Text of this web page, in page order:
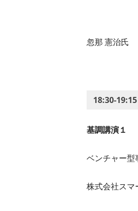
忽那 憲治氏
18:30-19:15
基調講演１
ベンチャー型
株式会社ス